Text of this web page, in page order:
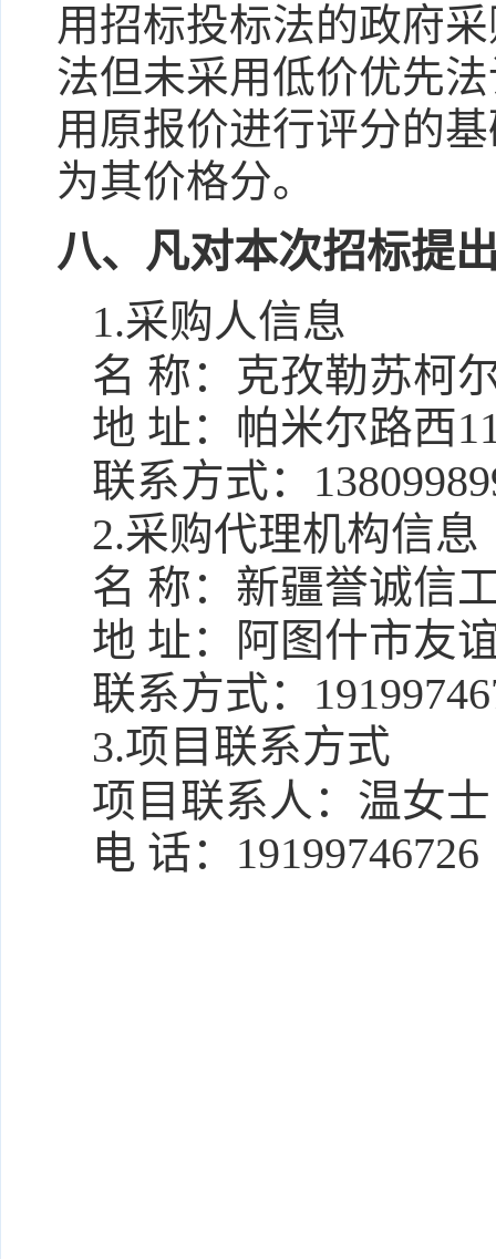
用招标投标法的政府
法但未采用低价优先
用原报价进行评分的
为其价格分。
八、凡对本次招标提
1.采购人信息
名 称： 克孜勒苏柯
地 址： 帕米尔路西
联系方式：
2.采购代理机构信息
名 称： 新疆誉诚信
地 址：
阿图什市友
联系方式：
3.项目联系方式
项目联系人： 温女士
电 话： 19199746726